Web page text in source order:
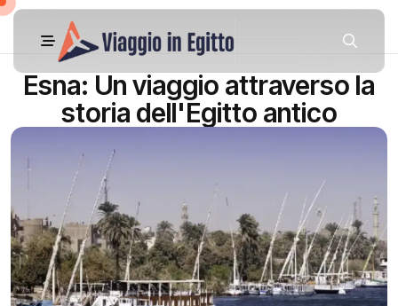
Esna: Un viaggio attraverso la
storia dell'Egitto antico